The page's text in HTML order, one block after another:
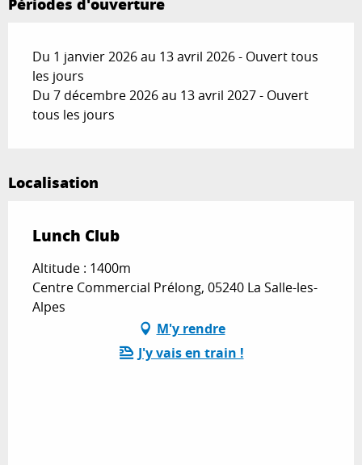
Du 1 janvier 2026 au 13 avril 2026 - Ouvert tous
les jours
Du 7 décembre 2026 au 13 avril 2027 - Ouvert
tous les jours
Localisation
Lunch Club
Altitude : 1400m
Centre Commercial Prélong, 05240 La Salle-les-
Alpes
M'y rendre
J'y vais en train !